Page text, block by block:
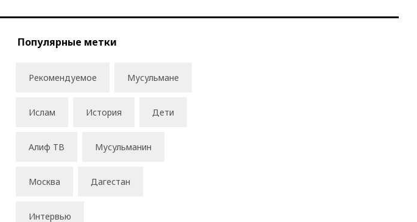
Популярные метки
Рекомендуемое Мусульмане
Ислам История Дети
Алиф ТВ Мусульманин
Москва Дагестан
Интервью